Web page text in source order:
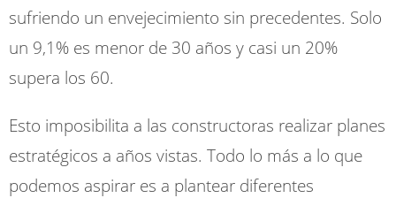
sufriendo un envejecimiento sin precedentes. Solo
un 9,1% es menor de 30 años y casi un 20%
supera los 60.
Esto imposibilita a las constructoras realizar planes
estratégicos a años vistas. Todo lo más a lo que
podemos aspirar es a plantear diferentes